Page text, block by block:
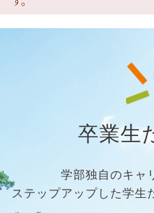
卒業生
学部独自のキャ
ステップアップした学生
学生生活
資格・免許
留学・国際交流
地域連携
高大連携
兼業依頼
お知らせ 交通ア
文学部の書箱
(教員著作紹介)
サイト